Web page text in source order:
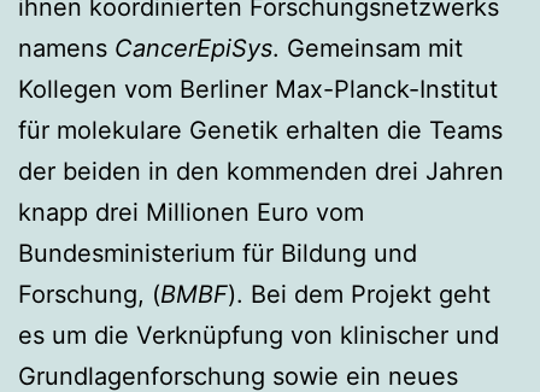
ihnen koordinierten Forschungsnetzwerks
namens CancerEpiSys. Gemeinsam mit
Kollegen vom Berliner Max-Planck-Institut
für molekulare Genetik erhalten die Teams
der beiden in den kommenden drei Jahren
knapp drei Millionen Euro vom
Bundesministerium für Bildung und
Forschung, (BMBF). Bei dem Projekt geht
es um die Verknüpfung von klinischer und
Grundlagenforschung sowie ein neues